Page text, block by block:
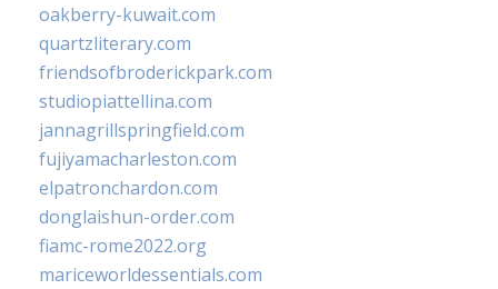
oakberry-kuwait.com
quartzliterary.com
friendsofbroderickpark.com
studiopiattellina.com
jannagrillspringfield.com
fujiyamacharleston.com
elpatronchardon.com
donglaishun-order.com
fiamc-rome2022.org
mariceworldessentials.com